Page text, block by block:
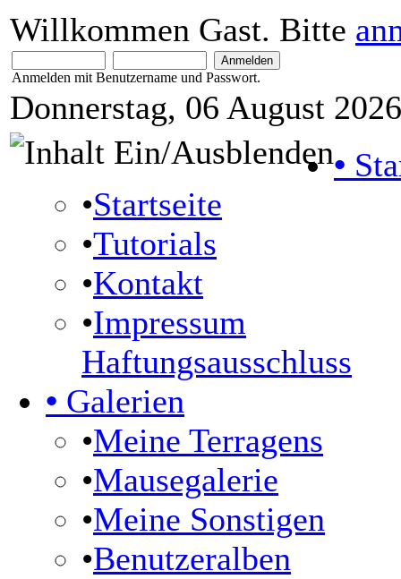
Willkommen Gast. Bitte
Anmelden mit Benutzername und Passwort.
Donnerstag, 06 August
•
•Startseite
•Tutorials
•Kontakt
•Impressum
Haftungsausschluss
• Galerien
•Meine Terragens
•Mausegalerie
•Meine Sonstigen
•Benutzeralben